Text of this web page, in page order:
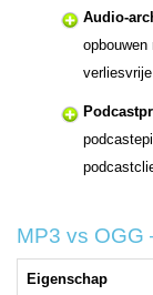
Audio-
MP3 vs
Eigenschap